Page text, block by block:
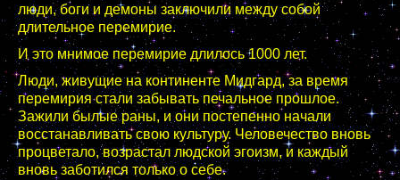
люди, боги и демоны заключили между собой
длительное перемирие.
И это мнимое перемирие длилось 1000 лет.
Люди, живущие на континенте Мидгард, за время
перемирия стали забывать печальное прошлое.
Зажили былые раны, и они постепенно начали
восстанавливать свою культуру. Человечество вновь
процветало, возрастал людской эгоизм, и каждый
вновь заботился только о себе.